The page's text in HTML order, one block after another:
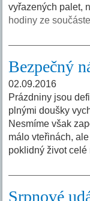
vyřazených palet,
hodiny ze
Bezpečný
02.09.2016
Prázdniny jsou
plnými doušky
Nesmíme však
málo vteřinách,
poklidný život celé
Srpnové